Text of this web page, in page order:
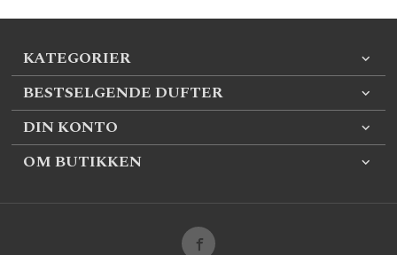
KATEGORIER
BESTSELGENDE DUFTER
DIN KONTO
OM BUTIKKEN